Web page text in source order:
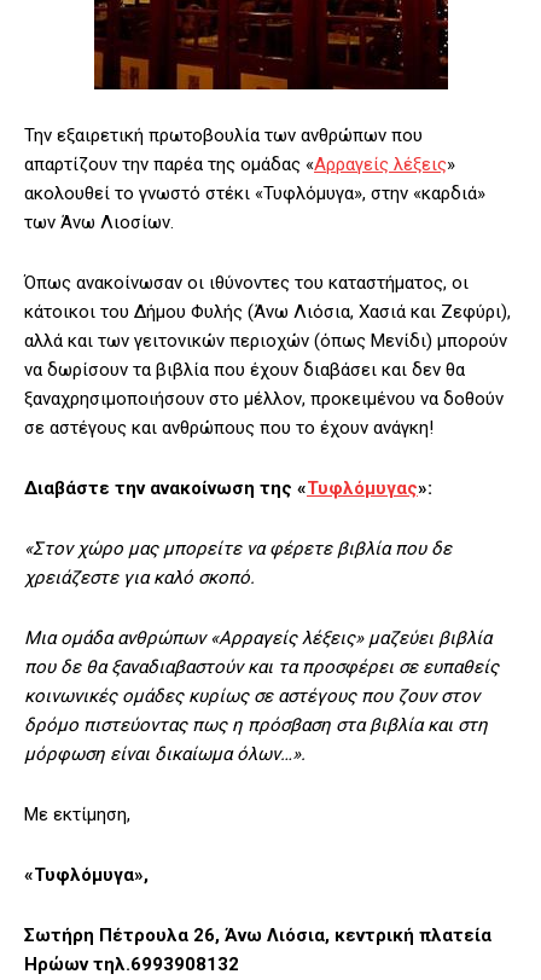
Την εξαιρετική πρωτοβουλία των ανθρώπων που
απαρτίζουν την παρέα της ομάδας «Αρραγείς λέξεις»
ακολουθεί το γνωστό στέκι «Τυφλόμυγα», στην «καρδιά»
των Άνω Λιοσίων.
Όπως ανακοίνωσαν οι ιθύνοντες του καταστήματος, οι
κάτοικοι του Δήμου Φυλής (Άνω Λιόσια, Χασιά και Ζεφύρι),
αλλά και των γειτονικών περιοχών (όπως Μενίδι) μπορούν
να δωρίσουν τα βιβλία που έχουν διαβάσει και δεν θα
ξαναχρησιμοποιήσουν στο μέλλον, προκειμένου να δοθούν
σε αστέγους και ανθρώπους που το έχουν ανάγκη!
Διαβάστε την ανακοίνωση της «Τυφλόμυγας»:
«Στον χώρο μας μπορείτε να φέρετε βιβλία που δε
χρειάζεστε για καλό σκοπό.
Μια ομάδα ανθρώπων «Αρραγείς λέξεις» μαζεύει βιβλία
που δε θα ξαναδιαβαστούν και τα προσφέρει σε ευπαθείς
κοινωνικές ομάδες κυρίως σε αστέγους που ζουν στον
δρόμο πιστεύοντας πως η πρόσβαση στα βιβλία και στη
μόρφωση είναι δικαίωμα όλων…».
Με εκτίμηση,
«Τυφλόμυγα»,
Σωτήρη Πέτρουλα 26, Άνω Λιόσια, κεντρική πλατεία
Ηρώων τηλ.6993908132